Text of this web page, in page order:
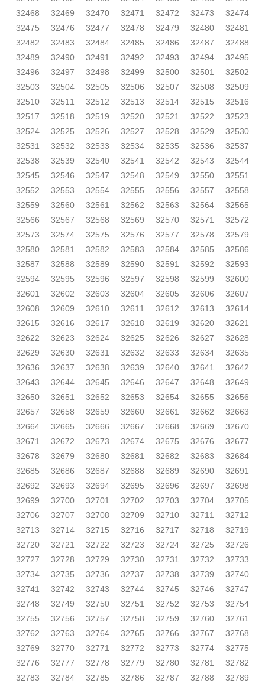
32468
32469 32470 32471 32472 32473
32474
32475
32476 32477 32478 32479 32480
32481
32482
32483 32484 32485 32486 32487
32488
32489
32490 32491 32492 32493 32494
32495
32496
32497 32498 32499 32500 32501
32502
32503
32504 32505 32506 32507 32508
32509
32510
32511 32512 32513 32514 32515
32516
32517
32518 32519 32520 32521 32522
32523
32524
32525 32526 32527 32528 32529
32530
32531
32532 32533 32534 32535 32536
32537
32538
32539 32540 32541 32542 32543
32544
32545
32546 32547 32548 32549 32550
32551
32552
32553 32554 32555 32556 32557
32558
32559
32560 32561 32562 32563 32564
32565
32566
32567 32568 32569 32570 32571
32572
32573
32574 32575 32576 32577 32578
32579
32580
32581 32582 32583 32584 32585
32586
32587
32588 32589 32590 32591 32592
32593
32594
32595 32596 32597 32598 32599
32600
32601
32602 32603 32604 32605 32606
32607
32608
32609 32610 32611 32612 32613
32614
32615
32616 32617 32618 32619 32620
32621
32622
32623 32624 32625 32626 32627
32628
32629
32630 32631 32632 32633 32634
32635
32636
32637 32638 32639 32640 32641
32642
32643
32644 32645 32646 32647 32648
32649
32650
32651 32652 32653 32654 32655
32656
32657
32658 32659 32660 32661 32662
32663
32664
32665 32666 32667 32668 32669
32670
32671
32672 32673 32674 32675 32676
32677
32678
32679 32680 32681 32682 32683
32684
32685
32686 32687 32688 32689 32690
32691
32692
32693 32694 32695 32696 32697
32698
32699
32700 32701 32702 32703 32704
32705
32706
32707 32708 32709 32710 32711
32712
32713
32714 32715 32716 32717 32718
32719
32720
32721 32722 32723 32724 32725
32726
32727
32728 32729 32730 32731 32732
32733
32734
32735 32736 32737 32738 32739
32740
32741
32742 32743 32744 32745 32746
32747
32748
32749 32750 32751 32752 32753
32754
32755
32756 32757 32758 32759 32760
32761
32762
32763 32764 32765 32766 32767
32768
32769
32770 32771 32772 32773 32774
32775
32776
32777 32778 32779 32780 32781
32782
32783
32784 32785 32786 32787 32788
32789